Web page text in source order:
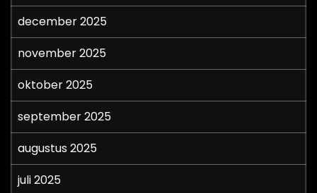
december 2025
november 2025
oktober 2025
september 2025
augustus 2025
juli 2025